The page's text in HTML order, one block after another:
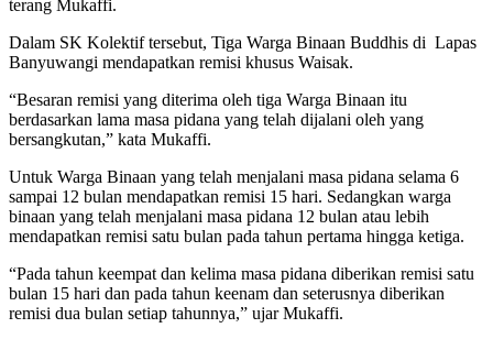
terang Mukaffi.
Dalam SK Kolektif tersebut, Tiga Warga Binaan Buddhis di Lapas
Banyuwangi mendapatkan remisi khusus Waisak.
“Besaran remisi yang diterima oleh tiga Warga Binaan itu
berdasarkan lama masa pidana yang telah dijalani oleh yang
bersangkutan,” kata Mukaffi.
Untuk Warga Binaan yang telah menjalani masa pidana selama 6
sampai 12 bulan mendapatkan remisi 15 hari. Sedangkan warga
binaan yang telah menjalani masa pidana 12 bulan atau lebih
mendapatkan remisi satu bulan pada tahun pertama hingga ketiga.
“Pada tahun keempat dan kelima masa pidana diberikan remisi satu
bulan 15 hari dan pada tahun keenam dan seterusnya diberikan
remisi dua bulan setiap tahunnya,” ujar Mukaffi.